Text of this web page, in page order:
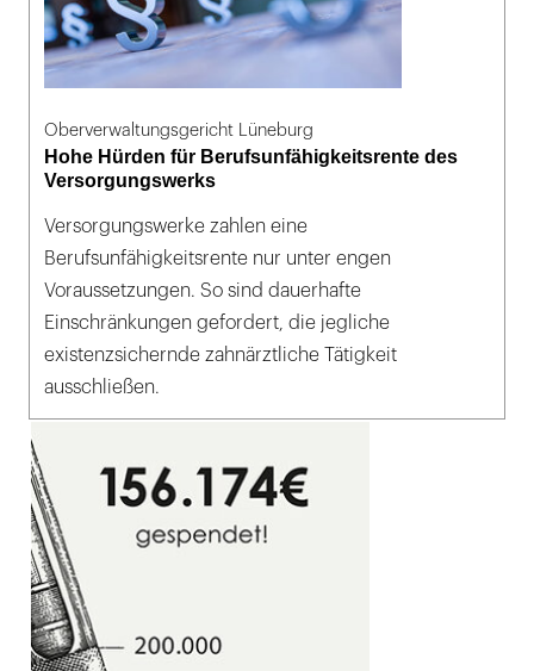
Oberverwaltungsgericht Lüneburg
Hohe Hürden für Berufsunfähigkeitsrente des
Versorgungswerks
Versorgungswerke zahlen eine
Berufsunfähigkeitsrente nur unter engen
Voraussetzungen. So sind dauerhafte
Einschränkungen gefordert, die jegliche
existenzsichernde zahnärztliche Tätigkeit
ausschließen.